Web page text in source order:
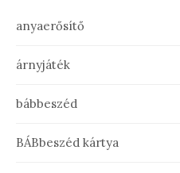
anyaerősítő
árnyjáték
bábbeszéd
BÁBbeszéd kártya